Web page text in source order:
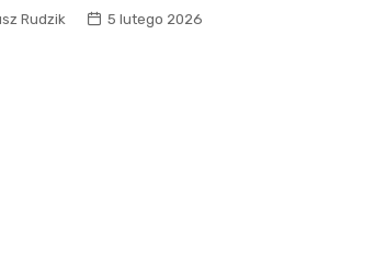
Rudzik 5 lutego 2026